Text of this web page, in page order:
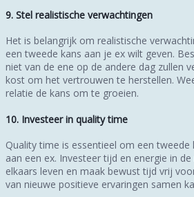
9. Stel realistische verwachtingen
Het is belangrijk om realistische
een tweede kans aan je ex wilt geven.
niet van de ene op de andere dag zullen
kost om het vertrouwen te herstellen.
relatie de kans om te groeien.
10. Investeer in quality time
Quality time is essentieel om een tweede
aan een ex. Investeer tijd en energie in
elkaars leven en maak bewust tijd vrij
van nieuwe positieve ervaringen samen